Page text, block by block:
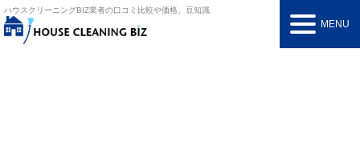
ハウスクリーニングBIZ業者の口コミ比較や価格、豆知識
MENU